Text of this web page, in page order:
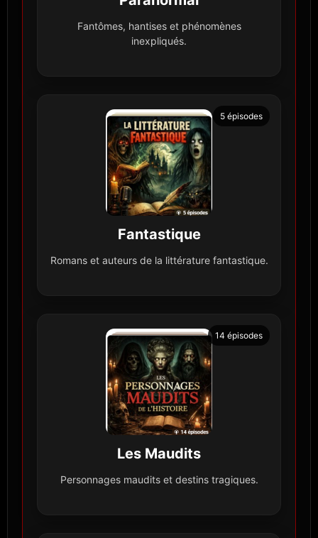
Fantômes, hantises et phénomènes
inexpliqués.
5 épisodes
Fantastique
Romans et auteurs de la littérature fantastique.
14 épisodes
Les Maudits
Personnages maudits et destins tragiques.